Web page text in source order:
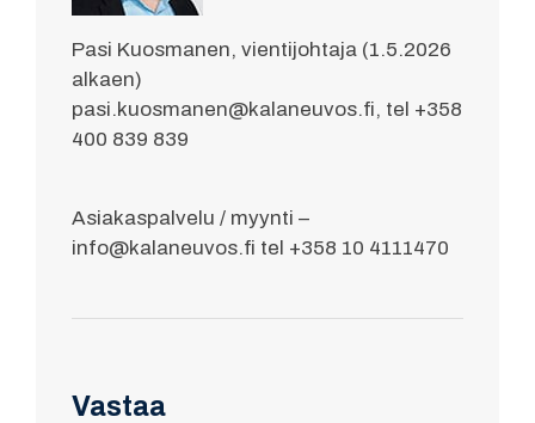
Pasi Kuosmanen, vientijohtaja (1.5.2026
alkaen)
pasi.kuosmanen@kalaneuvos.fi, tel +358
400 839 839
Asiakaspalvelu / myynti –
info@kalaneuvos.fi tel +358 10 4111470
Vastaa